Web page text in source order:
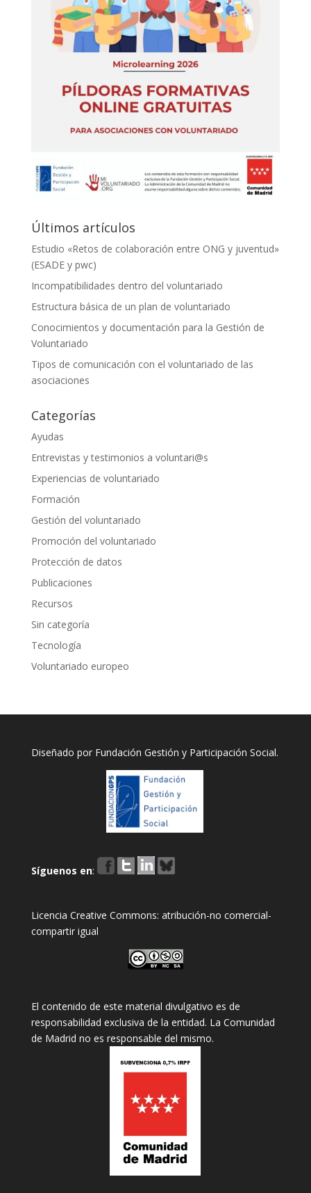
Últimos artículos
Estudio «Retos de colaboración entre ONG y juventud»
(ESADE y pwc)
Incompatibilidades dentro del voluntariado
Estructura básica de un plan de voluntariado
Conocimientos y documentación para la Gestión de
Voluntariado
Tipos de comunicación con el voluntariado de las
asociaciones
Categorías
Ayudas
Entrevistas y testimonios a voluntari@s
Experiencias de voluntariado
Formación
Gestión del voluntariado
Promoción del voluntariado
Protección de datos
Publicaciones
Recursos
Sin categoría
Tecnología
Voluntariado europeo
Diseñado por Fundación Gestión y Participación Social.
Síguenos en:
Licencia Creative Commons: atribución-no comercial-
compartir igual
El contenido de este material divulgativo es de
responsabilidad exclusiva de la entidad. La Comunidad
de Madrid no es responsable del mismo.